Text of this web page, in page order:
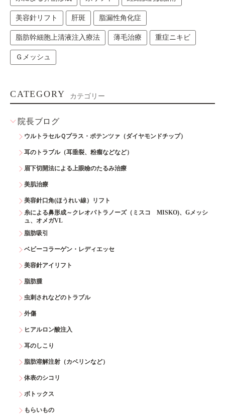
美容針リフト 肝斑 脂漏性角化症
脂肪幹細胞上清液注入療法 薄毛治療 重症ニキビ
Ｇメッシュ
CATEGORY カテゴリー
院長ブログ
ウルトラセルＱプラス・ポテンツァ（ダイヤモンドチップ）
耳のトラブル（耳垂裂、粉瘤などなど）
眉下切開法による上眼瞼のたるみ治療
美肌治療
美容針口角(ほうれい線）リフト
糸による鼻形成～クレオパトラノーズ（ミスコ MISKO)、Gメッシ
ュ、オメガVL
脂肪吸引
ベビーコラーゲン・レディエッセ
美容針アイリフト
脂肪腫
虫刺されなどのトラブル
外傷
ヒアルロン酸注入
耳のしこり
脂肪溶解注射（カベリンなど）
体表のシコリ
ボトックス
もらいもの